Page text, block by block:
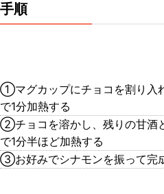
手順
①マグカップにチョコを割り入
で1分加熱する
②チョコを溶かし、残りの甘酒
で1分半ほど加熱する
③お好みでシナモンを振って完